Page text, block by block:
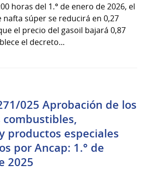
horas del 1.° de enero de 2026, el
súper se reducirá en 0,27
el precio del gasoil bajará 0,87
el decreto...
025 Aprobación de los
combustibles,
productos especiales
por Ancap: 1.° de
2025